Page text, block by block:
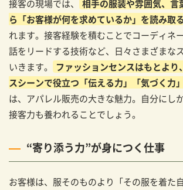
接客の現場では、
相手の服装や雰囲気、言
ら「お客様が何を求めているか」を読み取
れます。接客経験を積むことでコーディネ
話をリードする技術など、日々さまざまな
いきます。
ファッションセンスはもとより
スシーンで役立つ「伝える力」「気づく力
は、アパレル販売の大きな魅力。自分にし
接客力も養われることでしょう。
“寄り添う力”が身につく仕事
お客様は、服そのものより「その服を着た